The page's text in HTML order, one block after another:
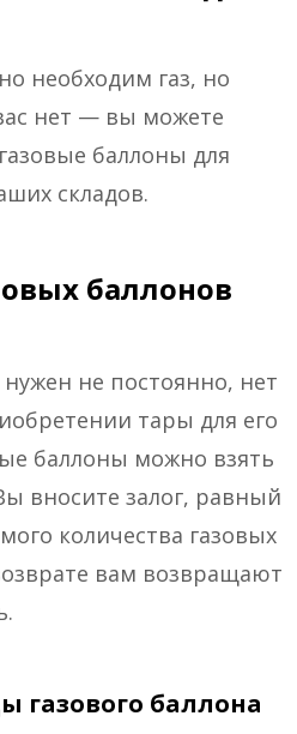
необходим газ, но
нет — вы можете
баллоны для
складов.
баллонов
не постоянно, нет
тары для его
баллоны можно взять
вносите залог, равный
количества газовых
вам возвращают
газового баллона